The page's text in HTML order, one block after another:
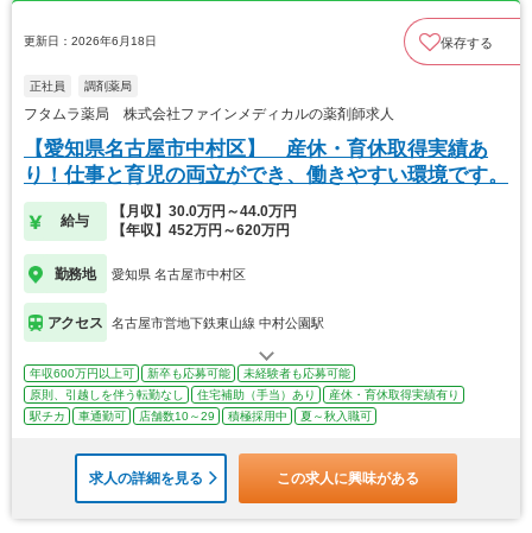
更新日：2026年6月18日 保存する
正社員 調剤薬局
フタムラ薬局 株式会社ファインメディカルの薬剤師求人
【愛知県名古屋市中村区】 産休・育休取得実績あ
り！仕事と育児の両立ができ、働きやすい環境です。
給与
【月収】30.0万円～44.0万円
【年収】452万円～620万円
勤務地 愛知県 名古屋市中村区
アクセス 名古屋市営地下鉄東山線 中村公園駅
年収600万円以上可 新卒も応募可能
未経験者も応募可能
原則、引越しを伴う転勤なし
住宅補助（手当）あり
産休・育休取得実績有り
駅チカ
車通勤可 店舗数10～29 積極採用中 夏～秋入職可
求人の詳細を見る この求人に興味がある